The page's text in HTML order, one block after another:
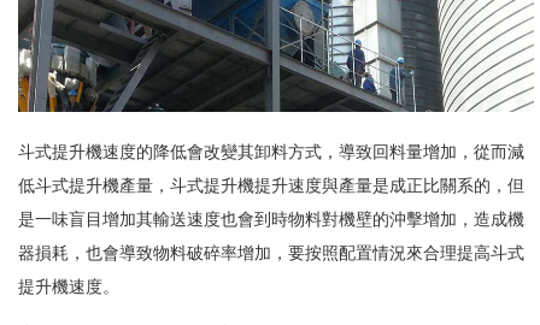
斗式提升機速度的降低會改變其卸料方式，導致回料量增加，從而減
低斗式提升機產量，斗式提升機提升速度與產量是成正比關系的，但
是一味盲目增加其輸送速度也會到時物料對機壁的沖擊增加，造成機
器損耗，也會導致物料破碎率增加，要按照配置情況來合理提高斗式
提升機速度。